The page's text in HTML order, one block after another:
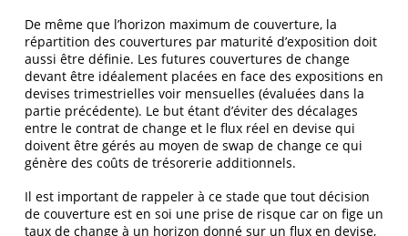
De même que l’horizon maximum de couverture, la
répartition des couvertures par maturité d’exposition doit
aussi être définie. Les futures couvertures de change
devant être idéalement placées en face des expositions en
devises trimestrielles voir mensuelles (évaluées dans la
partie précédente). Le but étant d’éviter des décalages
entre le contrat de change et le flux réel en devise qui
doivent être gérés au moyen de swap de change ce qui
génère des coûts de trésorerie additionnels.
Il est important de rappeler à ce stade que tout décision
de couverture est en soi une prise de risque car on fige un
taux de change à un horizon donné sur un flux en devise,